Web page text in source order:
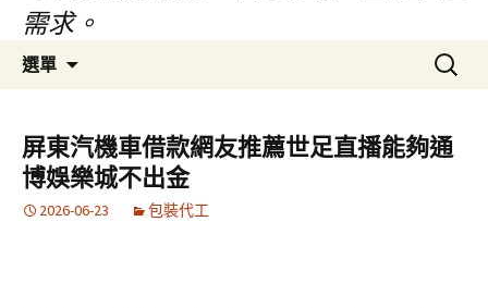
需求。
選單
容
區
搜
尋
鍵
字:
屏東汽機車借款網友推薦世足直播能夠通
博娛樂城不出金
2026-06-23 包裝代工